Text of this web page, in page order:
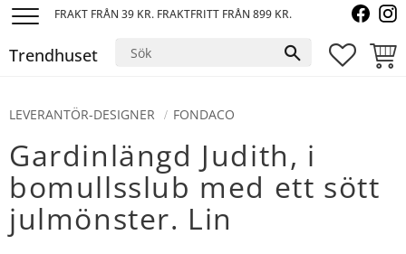
FRAKT FRÅN 39 KR. FRAKTFRITT FRÅN 899 KR.
Trendhuset
LEVERANTÖR-DESIGNER FONDACO
Gardinlängd Judith, i
bomullsslub med ett sött
julmönster. Lin